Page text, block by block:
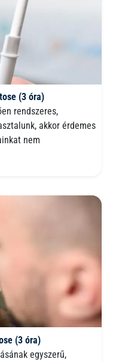
(3 óra)
rendszeres,
akkor érdemes
nem
(3 óra)
egyszerű,